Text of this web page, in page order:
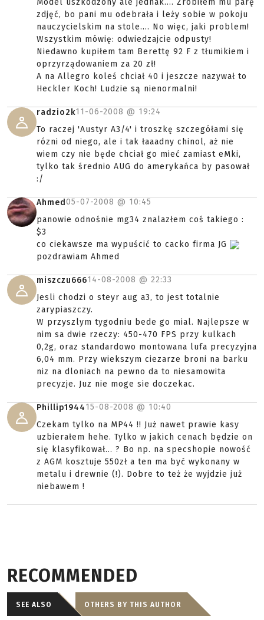
Model uszkodzony ale jednak.... Zrobiłem mu parę
zdjęć, bo pani mu odebrała i leży sobie w pokoju
nauczycielskim na stole.... No więc, jaki problem!
Wszystkim mówię: odwiedzajcie odpusty!
Niedawno kupiłem tam Berettę 92 F z tłumikiem i
oprzyrządowaniem za 20 zł!
A na Allegro koleś chciał 40 i jeszcze nazywał to
Heckler Koch! Ludzie są nienormalni!
radzio2k11-06-2008 @ 19:24
To raczej 'Austyr A3/4' i troszkę szczegółami się
rózni od niego, ale i tak łaaadny chinol, aż nie
wiem czy nie będe chciał go mieć zamiast eMki,
tylko tak średnio AUG do amerykańca by pasował
:/
Ahmed05-07-2008 @ 10:45
panowie odnośnie mg34 znalazłem coś takiego :
$3
co ciekawsze ma wypuścić to cacko firma JG
pozdrawiam Ahmed
miszczu66614-08-2008 @ 22:33
Jesli chodzi o steyr aug a3, to jest totalnie
zarypiaszczy.
W przyszlym tygodniu bede go mial. Najlepsze w
nim sa dwie rzeczy: 450-470 FPS przy kulkach
0,2g, oraz standardowo montowana lufa precyzyjna
6,04 mm. Przy wiekszym ciezarze broni na barku
niz na dloniach na pewno da to niesamowita
precyzje. Juz nie moge sie doczekac.
Phillip194415-08-2008 @ 10:40
Czekam tylko na MP44 !! Już nawet prawie kasy
uzbierałem hehe. Tylko w jakich cenach będzie on
się klasyfikował... ? Bo np. na specshopie nowość
z AGM kosztuje 550zł a ten ma być wykonany w
metalu i drewnie (!). Dobre to też że wyjdzie już
niebawem !
RECOMMENDED
SEE ALSO OTHERS BY THIS AUTHOR